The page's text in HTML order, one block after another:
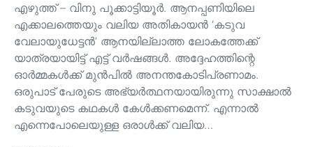
എഴുത്ത് – വിനു പൂക്കാട്ടിയൂർ. ആനപ്പണിയിലെ
എക്കാലത്തെയും വലിയ അതികായൻ ‘കടുവ
വേലായുധേട്ടൻ’ ആനയില്ലാത്ത ലോകത്തേക്ക്
യാത്രയായിട്ട് എട്ട് വർഷങ്ങൾ. അദ്ദേഹത്തിന്റെ
ഓർമ്മകൾക്ക് മുൻപിൽ അനന്തകോടിപ്രണാമം.
ഒരുപാട് പേരുടെ അഭ്യർത്ഥനയായിരുന്നു സാക്ഷാൽ
കടുവയുടെ കഥകൾ കേൾക്കണമെന്ന്. എന്നാൽ
എന്നെപോലെയുള്ള ഒരാൾക്ക് വലിയ…